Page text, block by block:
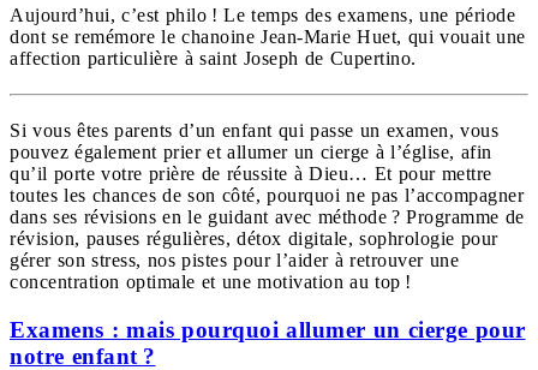
Aujourd’hui, c’est philo ! Le temps des examens, une période
dont se remémore le chanoine Jean-Marie Huet, qui vouait une
affection particulière à saint Joseph de Cupertino.
Si vous êtes parents d’un enfant qui passe un examen, vous
pouvez également prier et allumer un cierge à l’église, afin
qu’il porte votre prière de réussite à Dieu… Et pour mettre
toutes les chances de son côté, pourquoi ne pas l’accompagner
dans ses révisions en le guidant avec méthode ? Programme de
révision, pauses régulières, détox digitale, sophrologie pour
gérer son stress, nos pistes pour l’aider à retrouver une
concentration optimale et une motivation au top !
Examens : mais pourquoi allumer un cierge pour
notre enfant ?